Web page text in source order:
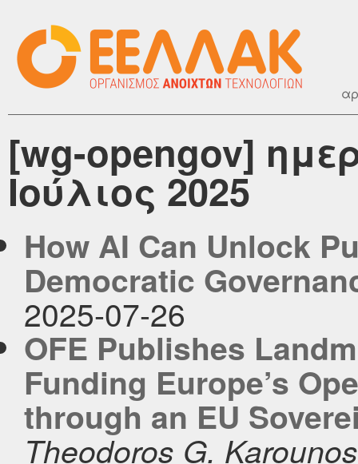
[wg-opengov]
Ιούλιος 2025
How AI Can Unlock
Democratic
2025-07-26
OFE Publishes
Funding Europe’s
through an EU
Theodoros G. Karounos